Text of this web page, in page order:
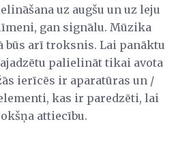
uz augšu un uz leju
gan signālu. Mūzika
būs arī troksnis. Lai panāktu
palielināt tikai avota
ierīcēs ir aparatūras un /
kas ir paredzēti, lai
attiecību.